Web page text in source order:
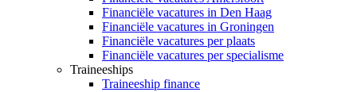
Financiële vacatures in Den Haag
Financiële vacatures in Groningen
Financiële vacatures per plaats
Financiële vacatures per specialisme
Traineeships
Traineeship finance